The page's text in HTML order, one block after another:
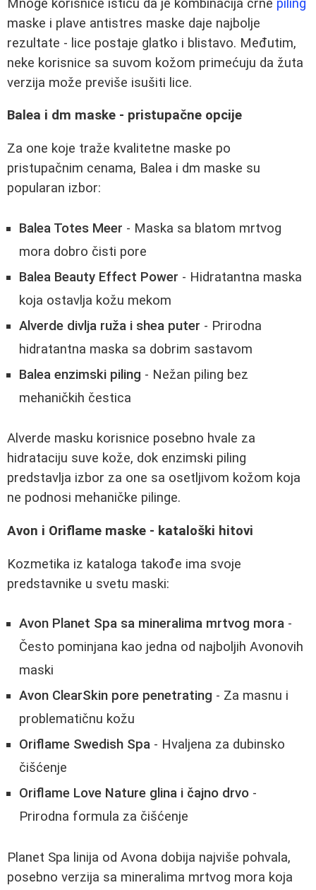
Mnoge korisnice ističu da je kombinacija crne piling
maske i plave antistres maske daje najbolje
rezultate - lice postaje glatko i blistavo. Međutim,
neke korisnice sa suvom kožom primećuju da žuta
verzija može previše isušiti lice.
Balea i dm maske - pristupačne opcije
Za one koje traže kvalitetne maske po
pristupačnim cenama, Balea i dm maske su
popularan izbor:
Balea Totes Meer - Maska sa blatom mrtvog
mora dobro čisti pore
Balea Beauty Effect Power - Hidratantna maska
koja ostavlja kožu mekom
Alverde divlja ruža i shea puter - Prirodna
hidratantna maska sa dobrim sastavom
Balea enzimski piling - Nežan piling bez
mehaničkih čestica
Alverde masku korisnice posebno hvale za
hidrataciju suve kože, dok enzimski piling
predstavlja izbor za one sa osetljivom kožom koja
ne podnosi mehaničke pilinge.
Avon i Oriflame maske - kataloški hitovi
Kozmetika iz kataloga takođe ima svoje
predstavnike u svetu maski:
Avon Planet Spa sa mineralima mrtvog mora -
Često pominjana kao jedna od najboljih Avonovih
maski
Avon ClearSkin pore penetrating - Za masnu i
problematičnu kožu
Oriflame Swedish Spa - Hvaljena za dubinsko
čišćenje
Oriflame Love Nature glina i čajno drvo -
Prirodna formula za čišćenje
Planet Spa linija od Avona dobija najviše pohvala,
posebno verzija sa mineralima mrtvog mora koja